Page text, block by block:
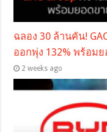
ฉลอง 30 ล้านคัน!
ออกพุ่ง 132% พร้อม
2 weeks ago